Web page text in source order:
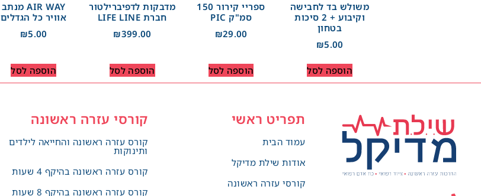
משולש בד לחבישה
וקיבוע + 2 סיכות
בטחון
₪5.00
הוספה לסל
ספריי קירור 150
סמ"ק PIC
₪29.00
הוספה לסל
מדבקות לדפיברילטור
חברת LIFE LINE
₪399.00
הוספה לסל
AIR WAY מנתב
אוויר כל הגדלים
₪5.00
הוספה לסל
תפריט ראשי
עמוד הבית
אודות שילת מדיקל
קורסי עזרה ראשונה
קורסי עזרה ראשונה
קורס עזרה ראשונה והחייאה לילדים
ותינוקות
קורס עזרה ראשונה בהיקף 4 שעות
קורס עזרה ראשונה בהיקף 8 שעות